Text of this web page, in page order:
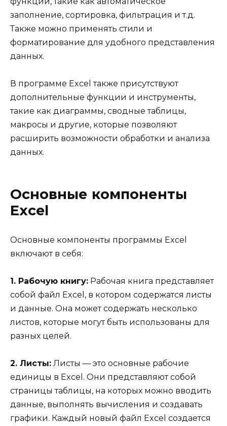
заполнение, сортировка, фильтрация и т.д.
Также можно применять стили и
форматирование для удобного представления
данных.
В программе Excel также присутствуют
дополнительные функции и инструменты,
такие как диаграммы, сводные таблицы,
макросы и другие, которые позволяют
расширить возможности обработки и анализа
данных.
Основные компоненты
Excel
Основные компоненты программы Excel
включают в себя:
1. Рабочую книгу: Рабочая книга представляет
собой файл Excel, в котором содержатся листы
и данные. Она может содержать несколько
листов, которые могут быть использованы для
разных целей.
2. Листы: Листы — это основные рабочие
единицы в Excel. Они представляют собой
страницы таблицы, на которых можно вводить
данные, выполнять вычисления и создавать
графики. Каждый новый файл Excel создается